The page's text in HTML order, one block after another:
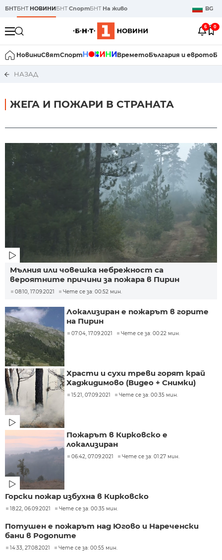
БНТБНТ НОВИНИБНТСпортБНТ На живо BG
6 0
НовиниСвятСпорт ВреметоБългария и еврото
НАЗАД
ЖЕГА И ПОЖАРИ В СТРАНАТА
Мълния или човешка небрежност са
вероятните причини за пожара в Пирин
08:10, 17.09.2021 Чете се за: 00:52 мин.
Локализиран е пожарът в горите
на Пирин
07:04, 17.09.2021 Чете се за: 00:22 мин.
Храсти и сухи треви горят край
Хаджидимово (Видео + Снимки)
15:21, 07.09.2021 Чете се за: 00:35 мин.
Пожарът в Кирковско е
локализиран
06:42, 07.09.2021 Чете се за: 01:27 мин.
Горски пожар избухна в Кирковско
18:22, 06.09.2021 Чете се за: 00:35 мин.
Потушен е пожарът над Югово и Нареченски
бани в Родопите
14:33, 27.08.2021 Чете се за: 00:55 мин.